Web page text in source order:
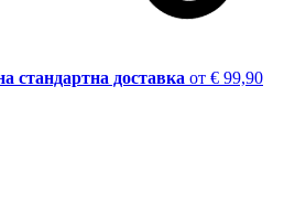
стандартна доставка от € 99,90